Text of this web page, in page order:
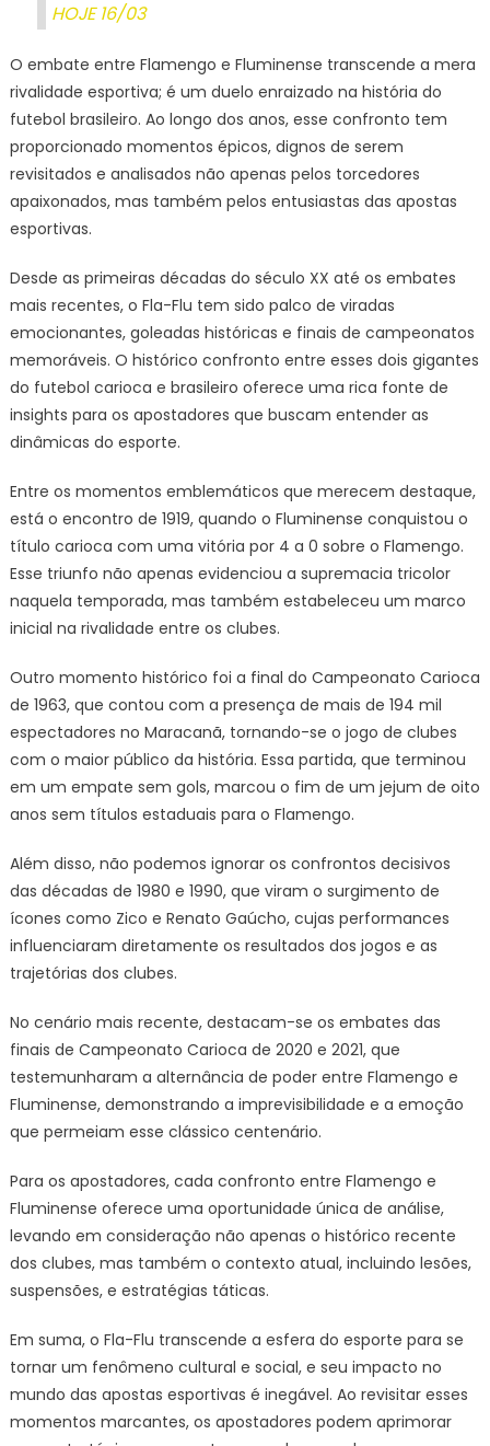
HOJE 16/03
O embate entre Flamengo e Fluminense transcende a mera
rivalidade esportiva; é um duelo enraizado na história do
futebol brasileiro. Ao longo dos anos, esse confronto tem
proporcionado momentos épicos, dignos de serem
revisitados e analisados não apenas pelos torcedores
apaixonados, mas também pelos entusiastas das apostas
esportivas.
Desde as primeiras décadas do século XX até os embates
mais recentes, o Fla-Flu tem sido palco de viradas
emocionantes, goleadas históricas e finais de campeonatos
memoráveis. O histórico confronto entre esses dois gigantes
do futebol carioca e brasileiro oferece uma rica fonte de
insights para os apostadores que buscam entender as
dinâmicas do esporte.
Entre os momentos emblemáticos que merecem destaque,
está o encontro de 1919, quando o Fluminense conquistou o
título carioca com uma vitória por 4 a 0 sobre o Flamengo.
Esse triunfo não apenas evidenciou a supremacia tricolor
naquela temporada, mas também estabeleceu um marco
inicial na rivalidade entre os clubes.
Outro momento histórico foi a final do Campeonato Carioca
de 1963, que contou com a presença de mais de 194 mil
espectadores no Maracanã, tornando-se o jogo de clubes
com o maior público da história. Essa partida, que terminou
em um empate sem gols, marcou o fim de um jejum de oito
anos sem títulos estaduais para o Flamengo.
Além disso, não podemos ignorar os confrontos decisivos
das décadas de 1980 e 1990, que viram o surgimento de
ícones como Zico e Renato Gaúcho, cujas performances
influenciaram diretamente os resultados dos jogos e as
trajetórias dos clubes.
No cenário mais recente, destacam-se os embates das
finais de Campeonato Carioca de 2020 e 2021, que
testemunharam a alternância de poder entre Flamengo e
Fluminense, demonstrando a imprevisibilidade e a emoção
que permeiam esse clássico centenário.
Para os apostadores, cada confronto entre Flamengo e
Fluminense oferece uma oportunidade única de análise,
levando em consideração não apenas o histórico recente
dos clubes, mas também o contexto atual, incluindo lesões,
suspensões, e estratégias táticas.
Em suma, o Fla-Flu transcende a esfera do esporte para se
tornar um fenômeno cultural e social, e seu impacto no
mundo das apostas esportivas é inegável. Ao revisitar esses
momentos marcantes, os apostadores podem aprimorar